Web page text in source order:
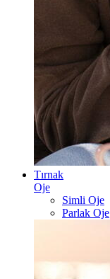
Tırnak
Oje
Simli Oje
Parlak Oje